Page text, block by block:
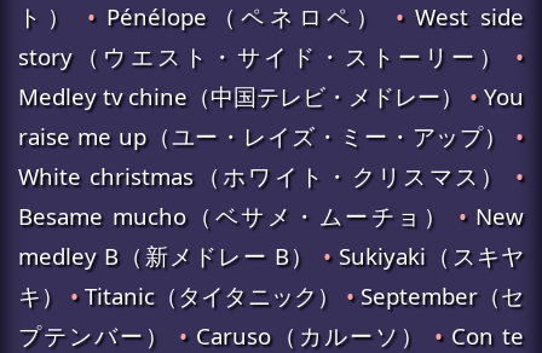
ト） •Pénélope（ペネロペ） •West side
story（ウエスト・サイド・ストーリー） •
Medley tv chine（中国テレビ・メドレー） •You
raise me up（ユー・レイズ・ミー・アップ） •
White christmas（ホワイト・クリスマス） •
Besame mucho（ベサメ・ムーチョ） •New
medley B（新メドレー B） •Sukiyaki（スキヤ
キ） •Titanic（タイタニック） •September（セ
プテンバー） •Caruso（カルーソ） •Con te